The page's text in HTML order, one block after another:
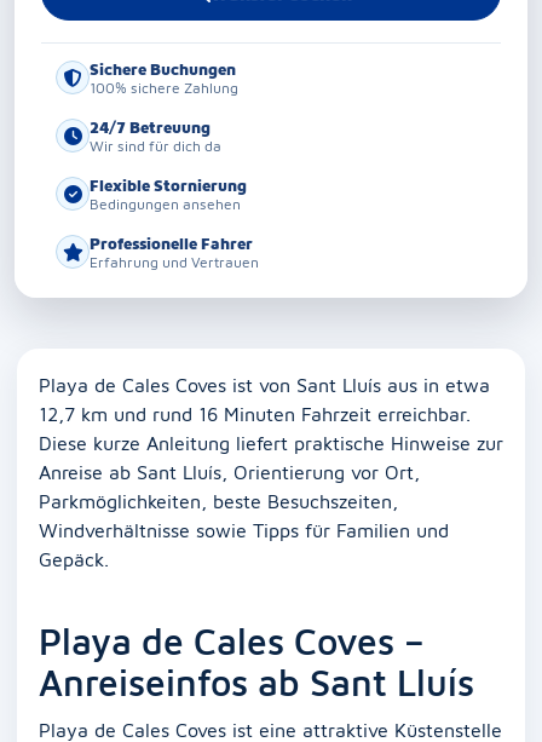
Sichere Buchungen
100% sichere Zahlung
24/7 Betreuung
Wir sind für dich da
Flexible Stornierung
Bedingungen ansehen
Professionelle Fahrer
Erfahrung und Vertrauen
Playa de Cales Coves ist von Sant Lluís aus in etwa
12,7 km und rund 16 Minuten Fahrzeit erreichbar.
Diese kurze Anleitung liefert praktische Hinweise zur
Anreise ab Sant Lluís, Orientierung vor Ort,
Parkmöglichkeiten, beste Besuchszeiten,
Windverhältnisse sowie Tipps für Familien und
Gepäck.
Playa de Cales Coves –
Anreiseinfos ab Sant Lluís
Playa de Cales Coves ist eine attraktive Küstenstelle